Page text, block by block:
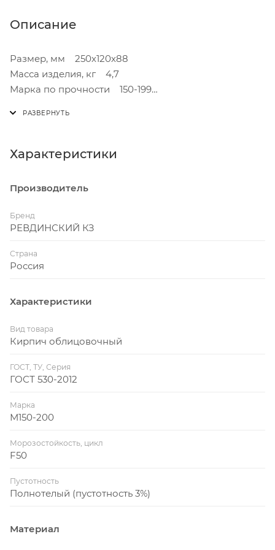
Описание
Размер, мм 250х120х88
Масса изделия, кг 4,7
Марка по прочности 150-199
Морозостойкость, циклы 50
Характеристики
Производитель
Бренд
РЕВДИНСКИЙ КЗ
Страна
Россия
Характеристики
Вид товара
Кирпич облицовочный
ГОСТ, ТУ, Серия
ГОСТ 530-2012
Марка
М150-200
Морозостойкость, цикл
F50
Пустотность
Полнотелый (пустотность 3%)
Материал